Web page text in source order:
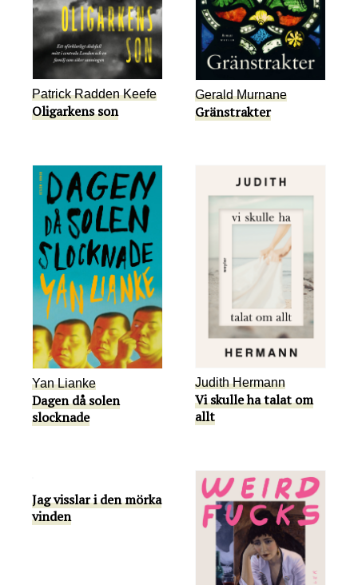
Patrick Radden Keefe
Oligarkens son
Gerald Murnane
Gränstrakter
Yan Lianke
Dagen då solen
slocknade
Judith Hermann
Vi skulle ha talat om
allt
Jag visslar i den mörka
vinden